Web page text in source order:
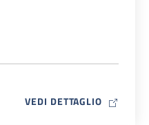
VEDI DETTAGLIO MAP ICON